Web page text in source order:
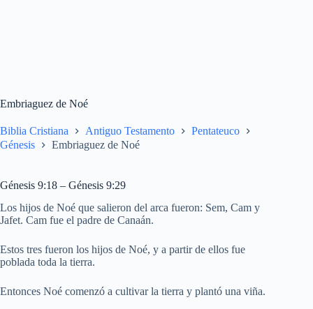
Embriaguez de Noé
Biblia Cristiana Antiguo Testamento
Pentateuco
Génesis
Embriaguez de Noé
Génesis 9:18 – Génesis 9:29
Los hijos de Noé que salieron del arca fueron: Sem, Cam y
Jafet. Cam fue el padre de Canaán.
Estos tres fueron los hijos de Noé, y a partir de ellos fue
poblada toda la tierra.
Entonces Noé comenzó a cultivar la tierra y plantó una viña.